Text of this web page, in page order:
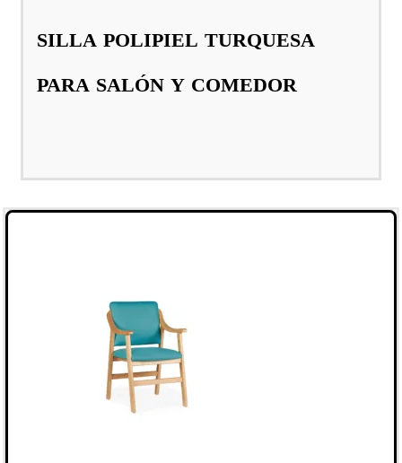
SILLA POLIPIEL TURQUESA
PARA SALÓN Y COMEDOR